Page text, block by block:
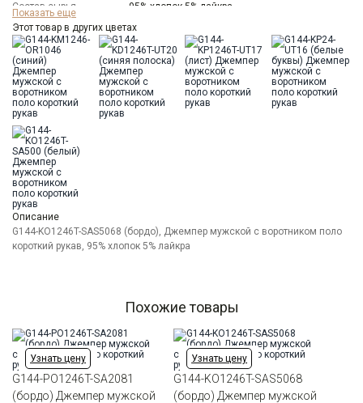
Состав сырья
95% хлопок 5% лайкра
Модель
Классическая с разрезами по бокам
Цвет
Бордовый
Ворот
Из основной ткани на стойке
Карман
отсутствует
Показать еще
Этот товар в других цветах
Описание
G144-KO1246T-SAS5068 (бордо), Джемпер мужской с воротником поло
короткий рукав, 95% хлопок 5% лайкра
Похожие товары
Узнать цену
G144-PO1246T-SA2081
(бордо) Джемпер мужской
Узнать цену
G144-KO1246T-SAS5068
(бордо) Джемпер мужской